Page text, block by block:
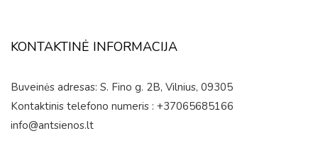
KONTAKTINĖ INFORMACIJA
Buveinės adresas: S. Fino g. 2B, Vilnius, 09305
Kontaktinis telefono numeris : +37065685166
info@antsienos.lt